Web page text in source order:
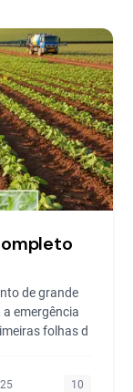
de grande
emergência
folhas d
10